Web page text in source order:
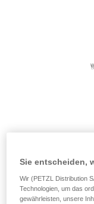
ziehen.
der
Die
Training
einem
Vorgang
Sie ihn
noch
Sie entscheiden,
Wir (PETZL Distribution
Technologien, um das
gewährleisten, unsere